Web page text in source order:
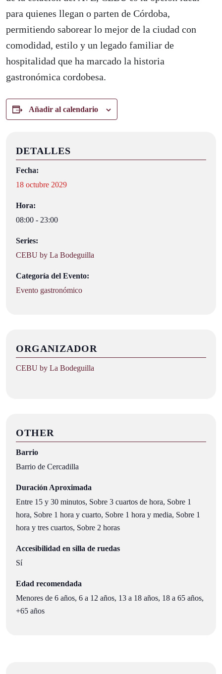
para quienes llegan o parten de Córdoba,
permitiendo saborear lo mejor de la ciudad con
comodidad, estilo y un legado familiar de
hospitalidad que ha marcado la historia
gastronómica cordobesa.
Añadir al calendario
DETALLES
Fecha:
18 octubre 2029
Hora:
08:00 - 23:00
Series:
CEBU by La Bodeguilla
Categoría del Evento:
Evento gastronómico
ORGANIZADOR
CEBU by La Bodeguilla
OTHER
Barrio
Barrio de Cercadilla
Duración Aproximada
Entre 15 y 30 minutos, Sobre 3 cuartos de hora, Sobre 1
hora, Sobre 1 hora y cuarto, Sobre 1 hora y media, Sobre 1
hora y tres cuartos, Sobre 2 horas
Accesibilidad en silla de ruedas
Sí
Edad recomendada
Menores de 6 años, 6 a 12 años, 13 a 18 años, 18 a 65 años,
+65 años